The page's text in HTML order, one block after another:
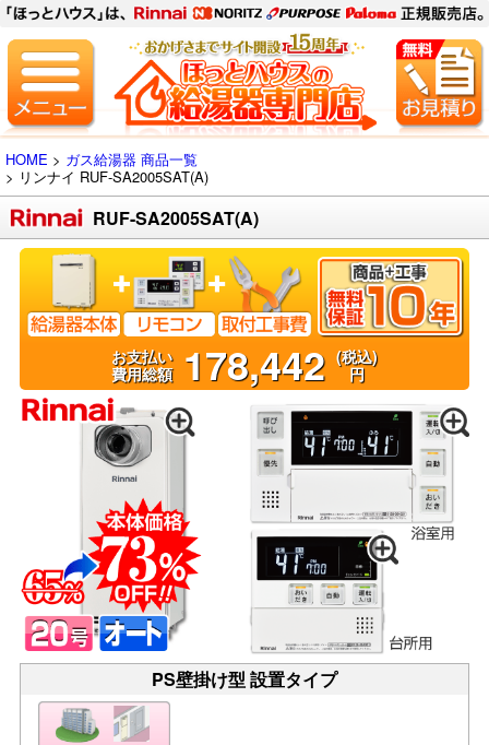
HOME > ガス給湯器 商品一覧
> リンナイ RUF-SA2005SAT(A)
RUF-SA2005SAT(A)
お支払い
費用総額178,442 (税込)
円
PS壁掛け型 設置タイプ